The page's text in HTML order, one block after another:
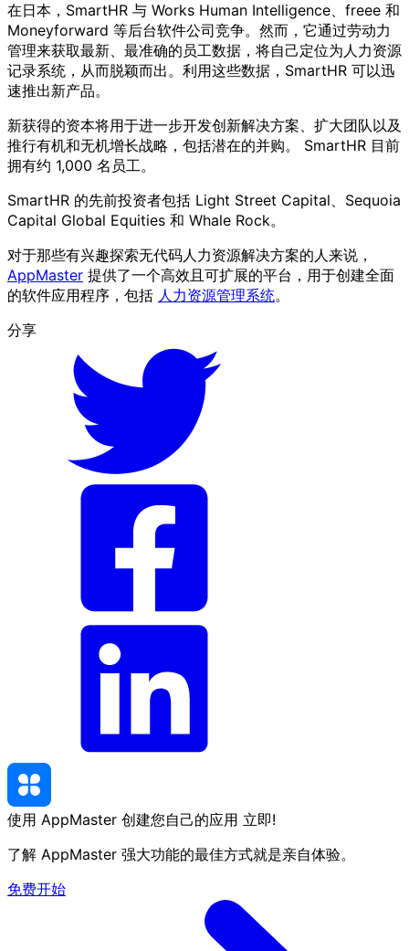
在日本，SmartHR 与 Works Human Intelligence、freee 和
Moneyforward 等后台软件公司竞争。然而，它通过劳动力
管理来获取最新、最准确的员工数据，将自己定位为人力资源
记录系统，从而脱颖而出。利用这些数据，SmartHR 可以迅
速推出新产品。
新获得的资本将用于进一步开发创新解决方案、扩大团队以及
推行有机和无机增长战略，包括潜在的并购。 SmartHR 目前
拥有约 1,000 名员工。
SmartHR 的先前投资者包括 Light Street Capital、Sequoia
Capital Global Equities 和 Whale Rock。
对于那些有兴趣探索无代码人力资源解决方案的人来说，
AppMaster 提供了一个高效且可扩展的平台，用于创建全面
的软件应用程序，包括 人力资源管理系统。
分享
使用 AppMaster 创建您自己的应用 立即!
了解 AppMaster 强大功能的最佳方式就是亲自体验。
免费开始